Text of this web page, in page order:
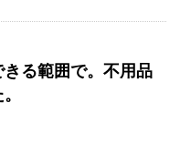
る範囲で。不用品